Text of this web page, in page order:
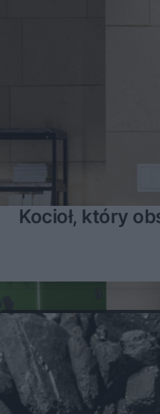
Kocioł, który